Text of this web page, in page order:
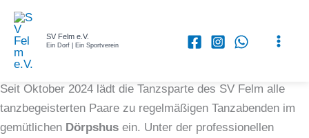
Zum
springen
SV Felm e.V.
Ein Dorf | Ein Sportverein
Tanzen vereint Bewegung, Kreativität und Gemeinschaft.
Seit Oktober 2024 lädt die Tanzsparte des SV Felm alle
tanzbegeisterten Paare zu regelmäßigen Tanzabenden im
gemütlichen Dörpshus ein. Unter der professionellen